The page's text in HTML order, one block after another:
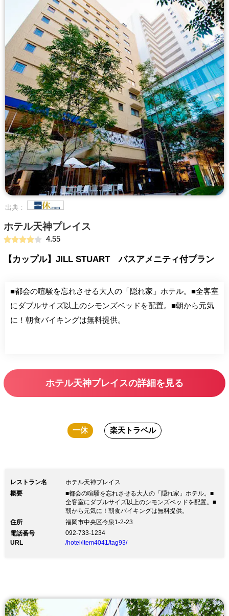
出典：
ホテル天神プレイス
4.55
【カップル】JILL STUART バスアメニティ付プラン
■都会の喧騒を忘れさせる大人の「隠れ家」ホテル。■全客室
にダブルサイズ以上のシモンズベッドを配置。■朝から元気
に！朝食バイキングは無料提供。
ホテル天神プレイスの詳細を見る
一休 楽天トラベル
レストラン名
ホテル天神プレイス
概要
■都会の喧騒を忘れさせる大人の「隠れ家」ホテル。■
全客室にダブルサイズ以上のシモンズベッドを配置。■
朝から元気に！朝食バイキングは無料提供。
住所
福岡市中央区今泉1-2-23
電話番号
092-733-1234
URL
/hotel/item4041/tag93/